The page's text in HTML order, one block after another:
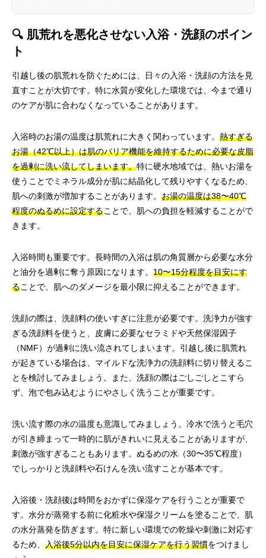
🔍 肌荒れを悪化させない入浴・洗顔のポイン
ト
引越し後の肌荒れを防ぐためには、日々の入浴・洗顔の方法を見
直すことが大切です。特に水質が変化した環境では、今まで通り
のケアが肌に合わなくなっていることがあります。
入浴時のお湯の温度は肌荒れに大きく関わっています。 熱すぎる
お湯（42℃以上）は肌のバリア機能を維持するために必要な皮脂
を過剰に洗い流してしまいます。特に硬水地域では、熱いお湯を
使うことでミネラル成分が肌に結晶化して残りやすくなるため、
肌への刺激が増加することがあります。 お湯の温度は38〜40℃
程度のぬるめに設定することで、肌への負担を軽減することがで
きます。
入浴時間も重要です。長時間の入浴は肌の角質層から必要な水分
と油分を過剰に奪う原因になります。 10〜15分程度を目安にす
ることで、肌へのダメージを最小限に抑えることができます。
洗顔の際は、洗顔料の使いすぎに注意が必要です。洗浄力が強す
ぎる洗顔料を使うと、皮膚に必要なセラミドや天然保湿因子
（NMF）が過剰に洗い流されてしまいます。引越し後に肌荒れ
が起きている場合は、マイルドな洗浄力の洗顔料に切り替えるこ
とを検討してみましょう。また、洗顔の際はごしごしとこすら
ず、泡で包み込むようにやさしく洗うことが重要です。
洗い流す際の水の温度も意識してみましょう。冷水で洗うと毛穴
が引き締まって一時的に肌がきれいに見えることがありますが、
刺激が強すぎることもあります。ぬるめの水（30〜35℃程度）
でしっかりと洗顔料や石けんを洗い流すことが基本です。
入浴後・洗顔後は時間をおかずに保湿ケアを行うことが重要で
す。水分が蒸発する前に化粧水や保湿クリームを塗ることで、肌
の水分蒸発を防ぎます。特に新しい環境での乾燥や刺激に対応す
るため、 入浴後5分以内を目安に保湿ケアを行う習慣をつけまし